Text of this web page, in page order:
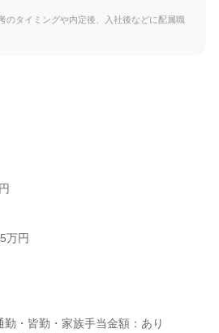
のタイミングや内定後、入社後などに配属職
万円
・皆勤・家族手当金額：あり